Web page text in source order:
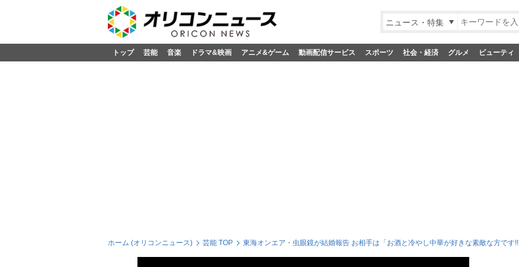
ニュース・特集
トップ 芸能 音楽 ドラマ&映画 アニメ&ゲーム 動画配信サービス スポーツ 社会・経済 グルメ ビューティ
ホーム (オリコンニュース) 芸能 TOP 東海オンエア・虫眼鏡が結婚報告 お相手は「お酒と冷やし中華が好きな素敵な方です!!